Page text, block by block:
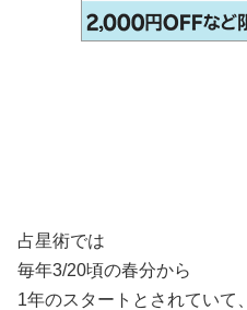
占星術では
毎年3/20頃の春分から
1年のスタートとされていて、